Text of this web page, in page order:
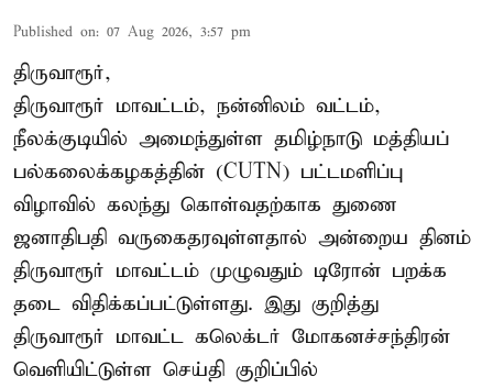
Published on: 07 Aug 2026, 3:57 pm
திருவாரூர்,
திருவாரூர் மாவட்டம், நன்னிலம் வட்டம்,
நீலக்குடியில் அமைந்துள்ள தமிழ்நாடு மத்தியப்
பல்கலைக்கழகத்தின் (CUTN) பட்டமளிப்பு
விழாவில் கலந்து கொள்வதற்காக துணை
ஜனாதிபதி வருகைதரவுள்ளதால் அன்றைய தினம்
திருவாரூர் மாவட்டம் முழுவதும் டிரோன் பறக்க
தடை விதிக்கப்பட்டுள்ளது. இது குறித்து
திருவாரூர் மாவட்ட கலெக்டர் மோகனச்சந்திரன்
வெளியிட்டுள்ள செய்தி குறிப்பில்